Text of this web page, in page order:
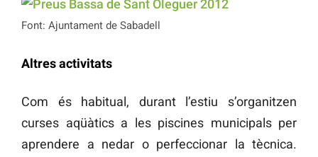
Font: Ajuntament de Sabadell
Altres activitats
Com és habitual, durant l’estiu s’organitzen
curses aqüàtics a les piscines municipals per
aprendere a nedar o perfeccionar la tècnica.